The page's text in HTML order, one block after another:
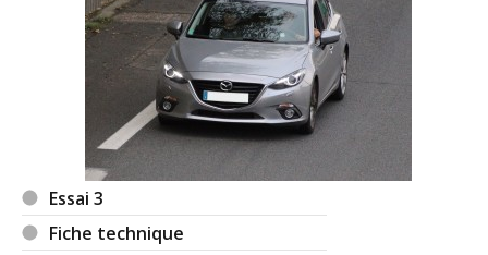
Essai 3
Fiche technique